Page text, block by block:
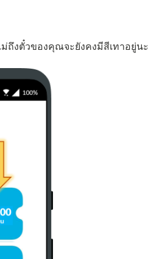
ถึงตั๋วของคุณจะยังคงมีสีเทาอยู่นะ